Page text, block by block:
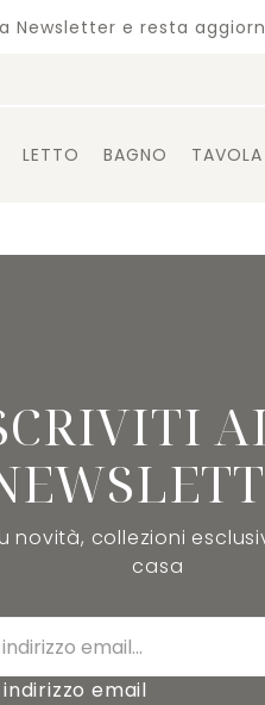
Newsletter e resta
LETTO BAGNO TAVOLA
novità, collezioni
casa
email